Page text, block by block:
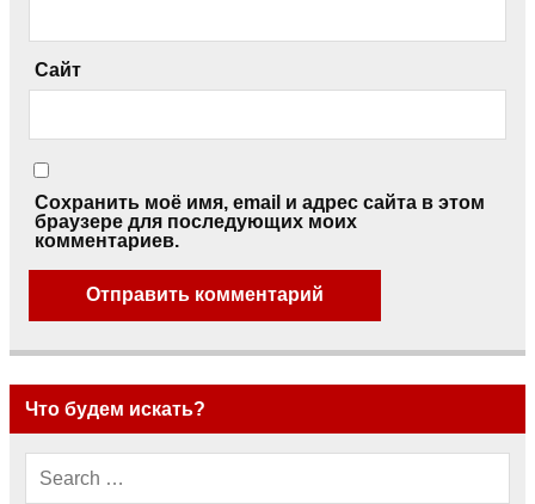
Сайт
Сохранить моё имя, email и адрес сайта в этом
браузере для последующих моих
комментариев.
Что будем искать?